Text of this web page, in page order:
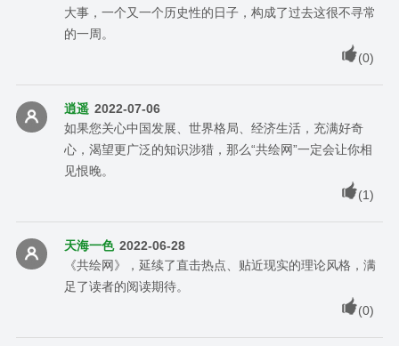
大事，一个又一个历史性的日子，构成了过去这很不寻常
的一周。
(0)
逍遥 2022-07-06
如果您关心中国发展、世界格局、经济生活，充满好奇
心，渴望更广泛的知识涉猎，那么“共绘网”一定会让你相
见恨晚。
(1)
天海一色 2022-06-28
《共绘网》，延续了直击热点、贴近现实的理论风格，满
足了读者的阅读期待。
(0)